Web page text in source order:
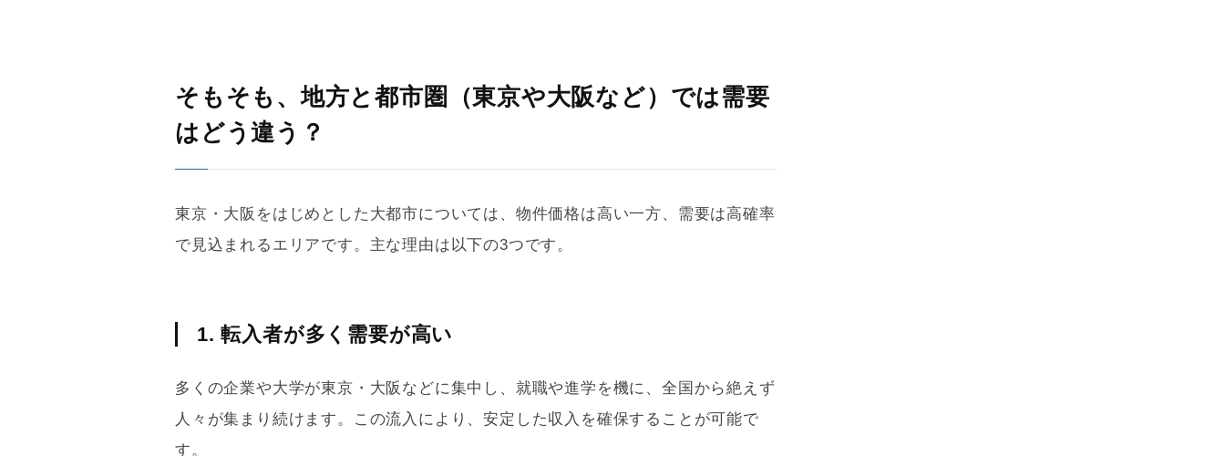
そもそも、地方と都市圏（東京や大阪など）では需要
はどう違う？
東京・大阪をはじめとした大都市については、物件価格は高い一方、需要は高確率
で見込まれるエリアです。主な理由は以下の3つです。
1. 転入者が多く需要が高い
多くの企業や大学が東京・大阪などに集中し、就職や進学を機に、全国から絶えず
人々が集まり続けます。この流入により、安定した収入を確保することが可能で
す。